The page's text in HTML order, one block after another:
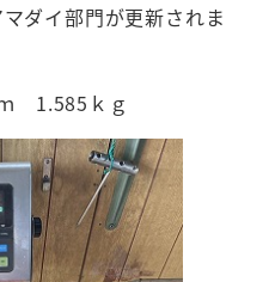
ダイ部門が更新されま
1.585ｋｇ